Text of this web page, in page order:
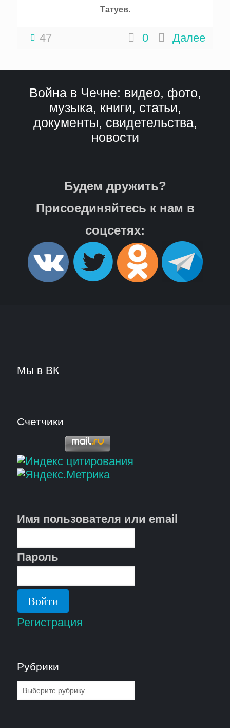
Татуев.
47 0 Далее
Война в Чечне: видео, фото,
музыка, книги, статьи,
документы, свидетельства,
новости
Будем дружить?
Присоединяйтесь к нам в
соцсетях:
Мы в ВК
Счетчики
Имя пользователя или email
Пароль
Регистрация
Рубрики
Рубрики